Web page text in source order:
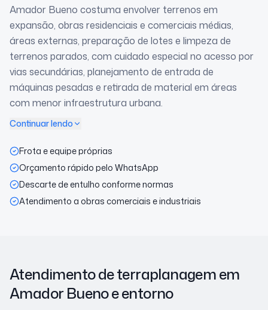
Amador Bueno costuma envolver terrenos em
expansão, obras residenciais e comerciais médias,
áreas externas, preparação de lotes e limpeza de
terrenos parados, com cuidado especial no acesso por
vias secundárias, planejamento de entrada de
máquinas pesadas e retirada de material em áreas
com menor infraestrutura urbana.
Continuar lendo
Frota e equipe próprias
Orçamento rápido pelo WhatsApp
Descarte de entulho conforme normas
Atendimento a obras comerciais e industriais
Atendimento de terraplanagemem
Amador Buenoe entorno